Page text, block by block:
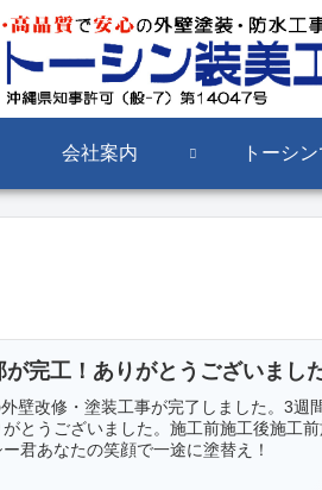
会社案内 トーシ
完工！ありがとうございました
壁改修・塗装工事が完了しました。3週
がとうございました。施工前施工後施工
君あなたの笑顔で一途に塗替え！